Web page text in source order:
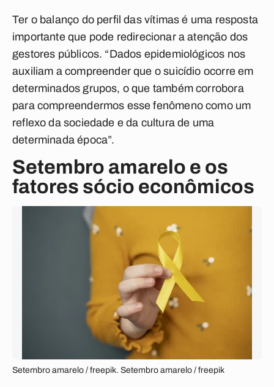
Ter o balanço do perfil das vítimas é uma resposta
importante que pode redirecionar a atenção dos
gestores públicos. “Dados epidemiológicos nos
auxiliam a compreender que o suicídio ocorre em
determinados grupos, o que também corrobora
para compreendermos esse fenômeno como um
reflexo da sociedade e da cultura de uma
determinada época”.
Setembro amarelo e os
fatores sócio econômicos
Setembro amarelo / freepik. Setembro amarelo / freepik